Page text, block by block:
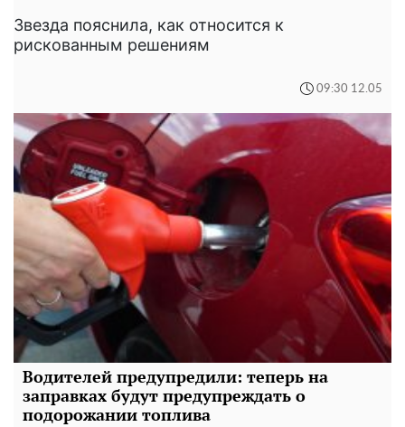
Звезда пояснила, как относится к
рискованным решениям
09:30 12.05
Водителей предупредили: теперь на
заправках будут предупреждать о
подорожании топлива